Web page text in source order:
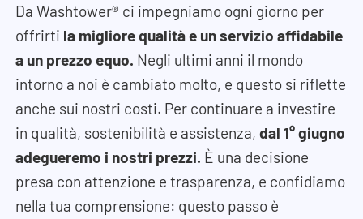
Da Washtower® ci impegniamo ogni giorno per
offrirti la migliore qualità e un servizio affidabile
a un prezzo equo. Negli ultimi anni il mondo
intorno a noi è cambiato molto, e questo si riflette
anche sui nostri costi. Per continuare a investire
in qualità, sostenibilità e assistenza,dal 1°giugno
adegueremo i nostri prezzi. È una decisione
presa con attenzione e trasparenza, e confidiamo
nella tua comprensione: questo passo è